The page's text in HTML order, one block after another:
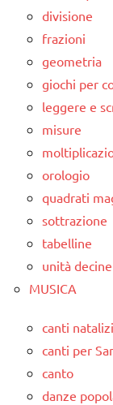
divisione
frazioni
geometria
giochi per
leggere e
misure
orologio
quadrati
sottrazione
tabelline
unità
MUSICA
canti natalizi
canti per
canto
danze